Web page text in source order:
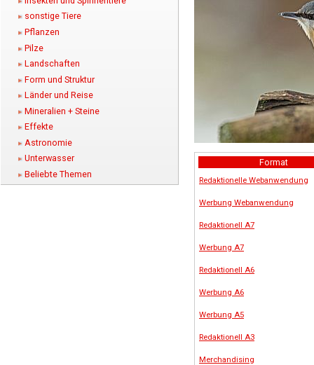
sonstige Tiere
Pflanzen
Pilze
Landschaften
Form und Struktur
Länder und Reise
Mineralien + Steine
Effekte
Astronomie
Unterwasser
Beliebte Themen
Format
Redaktionelle Webanwendung
Werbung Webanwendung
Redaktionell A7
Werbung A7
Redaktionell A6
Werbung A6
Werbung A5
Redaktionell A3
Merchandising